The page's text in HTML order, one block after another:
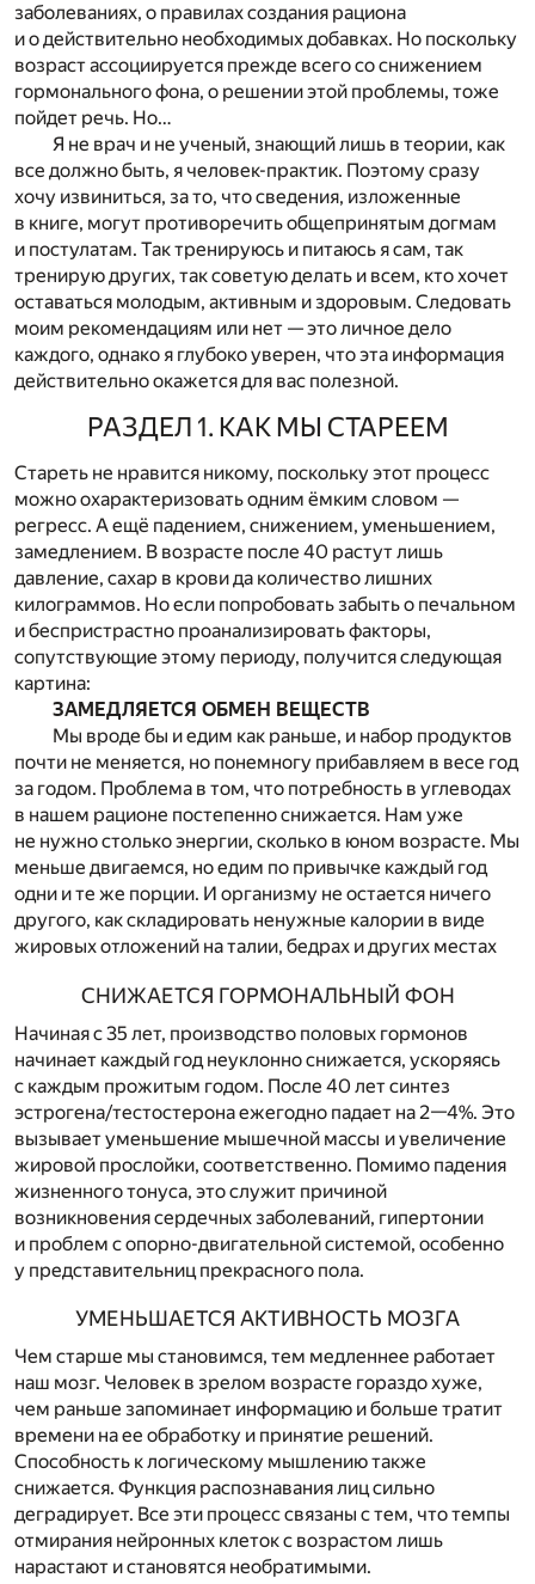
заболеваниях, о правилах создания рациона
и о действительно необходимых добавках. Но поскольку
возраст ассоциируется прежде всего со снижением
гормонального фона, о решении этой проблемы, тоже
пойдет речь. Но…
Я не врач и не ученый, знающий лишь в теории, как
все должно быть, я человек-практик. Поэтому сразу
хочу извиниться, за то, что сведения, изложенные
в книге, могут противоречить общепринятым догмам
и постулатам. Так тренируюсь и питаюсь я сам, так
тренирую других, так советую делать и всем, кто хочет
оставаться молодым, активным и здоровым. Следовать
моим рекомендациям или нет — это личное дело
каждого, однако я глубоко уверен, что эта информация
действительно окажется для вас полезной.
РАЗДЕЛ 1. КАК МЫ СТАРЕЕМ
Стареть не нравится никому, поскольку этот процесс
можно охарактеризовать одним ёмким словом —
регресс. А ещё падением, снижением, уменьшением,
замедлением. В возрасте после 40 растут лишь
давление, сахар в крови да количество лишних
килограммов. Но если попробовать забыть о печальном
и беспристрастно проанализировать факторы,
сопутствующие этому периоду, получится следующая
картина:
ЗАМЕДЛЯЕТСЯ ОБМЕН ВЕЩЕСТВ
Мы вроде бы и едим как раньше, и набор продуктов
почти не меняется, но понемногу прибавляем в весе год
за годом. Проблема в том, что потребность в углеводах
в нашем рационе постепенно снижается. Нам уже
не нужно столько энергии, сколько в юном возрасте. Мы
меньше двигаемся, но едим по привычке каждый год
одни и те же порции. И организму не остается ничего
другого, как складировать ненужные калории в виде
жировых отложений на талии, бедрах и других местах
СНИЖАЕТСЯ ГОРМОНАЛЬНЫЙ ФОН
Начиная с 35 лет, производство половых гормонов
начинает каждый год неуклонно снижается, ускоряясь
с каждым прожитым годом. После 40 лет синтез
эстрогена/тестостерона ежегодно падает на 2—4%. Это
вызывает уменьшение мышечной массы и увеличение
жировой прослойки, соответственно. Помимо падения
жизненного тонуса, это служит причиной
возникновения сердечных заболеваний, гипертонии
и проблем с опорно-двигательной системой, особенно
у представительниц прекрасного пола.
УМЕНЬШАЕТСЯ АКТИВНОСТЬ МОЗГА
Чем старше мы становимся, тем медленнее работает
наш мозг. Человек в зрелом возрасте гораздо хуже,
чем раньше запоминает информацию и больше тратит
времени на ее обработку и принятие решений.
Способность к логическому мышлению также
снижается. Функция распознавания лиц сильно
деградирует. Все эти процесс связаны с тем, что темпы
отмирания нейронных клеток с возрастом лишь
нарастают и становятся необратимыми.